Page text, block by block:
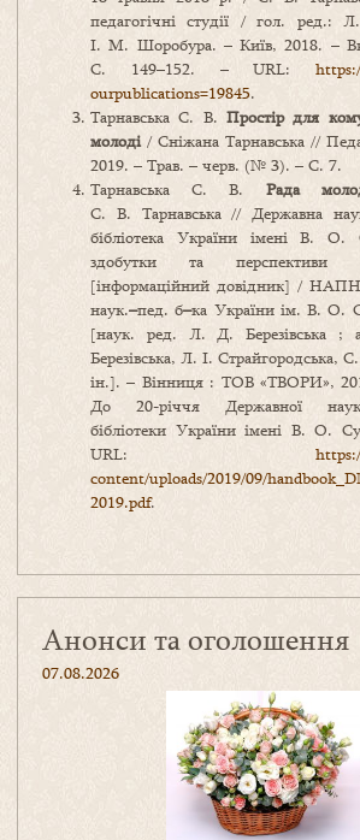
педагогічні студії / гол. ред.:
І. М. Шоробура. – Київ, 2018. –
С. 149–152. – URL:
ourpublications=19845.
Тарнавська С. В. Простір для
молоді / Сніжана Тарнавська //
2019. – Трав. – черв. (№ 3). – С. 7.
Тарнавська С. В. Рада
C. В. Тарнавська // Державна
бібліотека України імені В. О.
здобутки та перспективи
[інформаційний довідник] /
наук.–пед. б–ка України ім. В. О.
[наук. ред. Л. Д. Березівська
Березівська, Л. І. Страйгородська,
ін.]. – Вінниця : ТОВ «ТВОРИ»,
До 20-річчя Державної
бібліотеки України імені В. О.
URL:
content/uploads/2019/09/
2019.pdf.
Анонси та оголошення
07.08.2026